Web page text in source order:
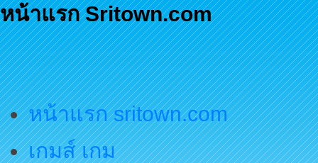
หน้าแรก Sritown.com
หน้าแรก sritown.com
เกมส์ เกม